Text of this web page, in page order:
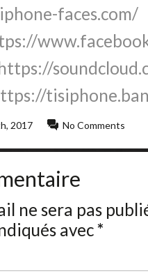
faces.com/
2017 No Comments
ne sera pas
avec*